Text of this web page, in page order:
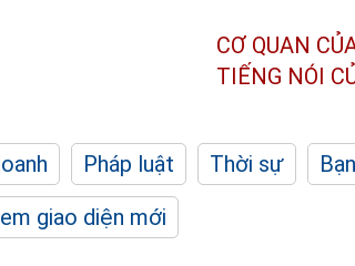
CƠ QUAN
TIẾNG NÓI
Pháp luật Thời sự
giao diện mới